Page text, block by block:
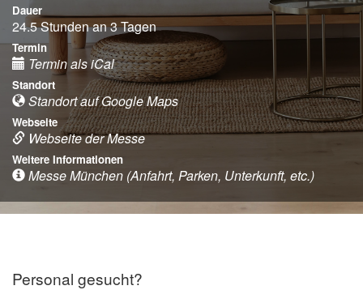
Dauer
24.5 Stunden an 3 Tagen
Termin
Termin als iCal
Standort
Standort auf Google Maps
Webseite
Webseite der Messe
Weitere Informationen
Messe München (Anfahrt, Parken, Unterkunft, etc.)
Personal gesucht?